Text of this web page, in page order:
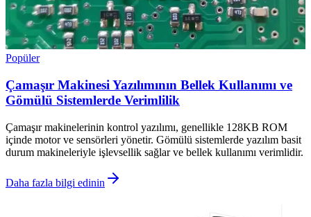
Popüler
Çamaşır Makinesi Yazılımının Bellek Kullanımı ve
Gömülü Sistemlerde Verimlilik
Çamaşır makinelerinin kontrol yazılımı, genellikle 128KB ROM
içinde motor ve sensörleri yönetir. Gömülü sistemlerde yazılım basit
durum makineleriyle işlevsellik sağlar ve bellek kullanımı verimlidir.
Daha fazla bilgi edinin